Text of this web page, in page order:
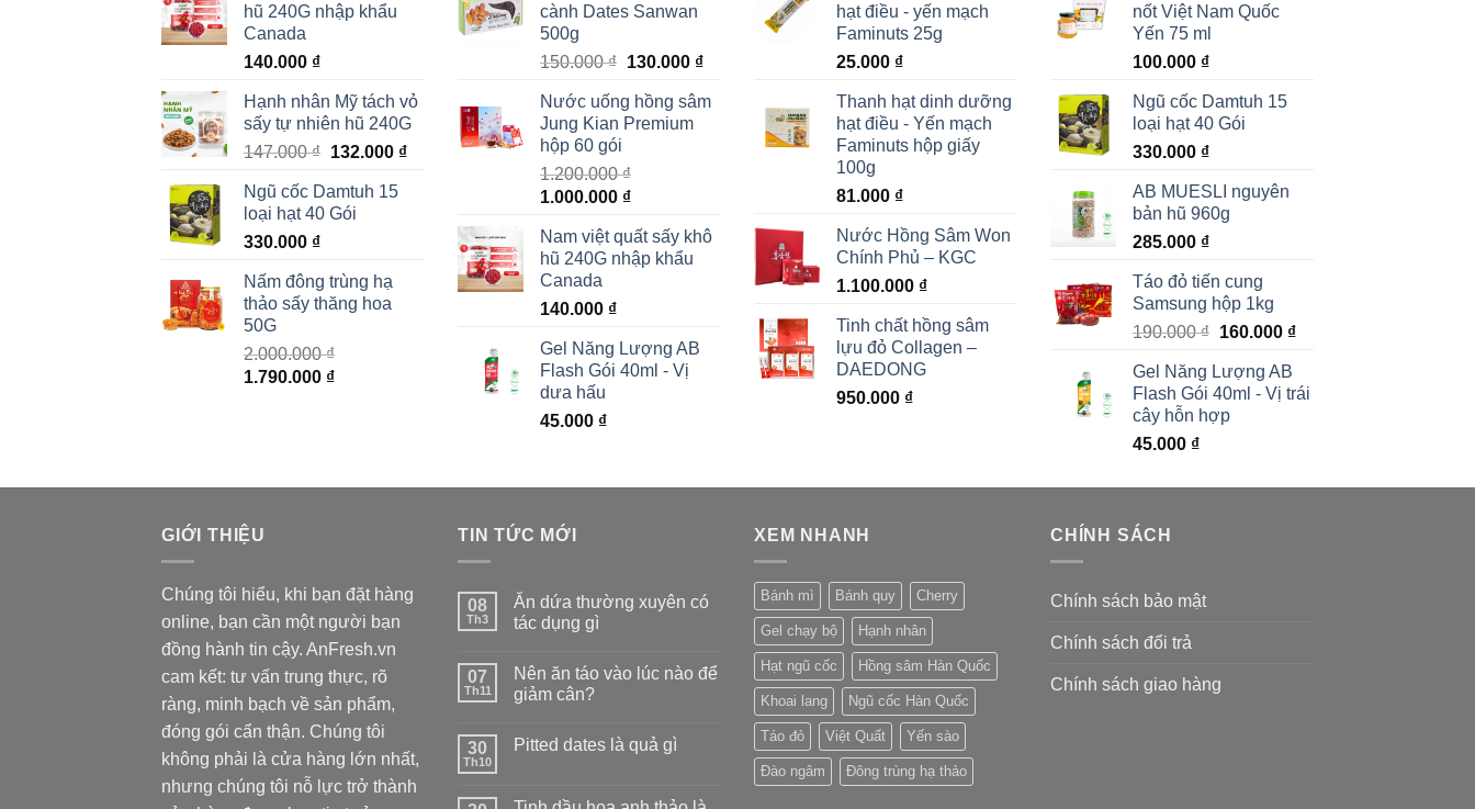
hũ 240G nhập khẩu
Canada
140.000 ₫
Hạnh nhân Mỹ tách vỏ
sấy tự nhiên hũ 240G
147.000₫ Giá
là:
147.000 ₫.
132.000 ₫Giá
132.000 ₫.
Ngũ cốc Damtuh 15
loại hạt 40 Gói
330.000 ₫
Nấm đông trùng hạ
thảo sấy thăng hoa
50G
2.000.000₫
Giá
1.790.000 ₫Giá
cành Dates Sanwan
500g
150.000₫ Giá
là:
150.000 ₫.
130.000 ₫Giá
tại
130.000 ₫.
Nước uống hồng sâm
Jung Kian Premium
hộp 60 gói
1.200.000₫
Giá
là:
1.200.000 ₫.
1.000.000 ₫Giá
tại
là:
Nam việt quất sấy khô
hũ 240G nhập khẩu
Canada
140.000 ₫
Gel Năng Lượng AB
Flash Gói 40ml - Vị
dưa hấu
45.000 ₫
hạt điều - yến mạch
Faminuts 25g
25.000 ₫
Thanh hạt dinh dưỡng
hạt điều - Yến mạch
Faminuts hộp giấy
100g
81.000 ₫
Nước Hồng Sâm Won
Chính Phủ – KGC
1.100.000 ₫
Tinh chất hồng sâm
lựu đỏ Collagen –
DAEDONG
950.000 ₫
nốt Việt Nam Quốc
Yến 75 ml
100.000 ₫
Ngũ cốc Damtuh 15
loại hạt 40 Gói
330.000 ₫
AB MUESLI nguyên
bản hũ 960g
285.000 ₫
Táo đỏ tiến cung
Samsung hộp 1kg
190.000₫ Giá
là:
190.000 ₫.
160.000 ₫Giá
là:
Gel Năng Lượng AB
Flash Gói 40ml - Vị trái
cây hỗn hợp
45.000 ₫
GIỚI THIỆU
Chúng tôi hiểu, khi bạn đặt hàng
online, bạn cần một người bạn
đồng hành tin cậy. AnFresh.vn
cam kết: tư vấn trung thực, rõ
ràng, minh bạch về sản phẩm,
đóng gói cẩn thận. Chúng tôi
không phải là cửa hàng lớn nhất,
nhưng chúng tôi nỗ lực trở thành
TIN TỨC MỚI
08
Th3
Ăn dứa thường xuyên có
tác dụng gì
07
Th11
Nên ăn táo vào lúc nào để
giảm cân?
30
Th10
Pitted dates là quả gì
XEM NHANH
Bánh mì Bánh quy Cherry
Gel chạy bộ Hạnh nhân
Hạt ngũ cốc Hồng sâm Hàn Quốc
Khoai lang Ngũ cốc Hàn Quốc
Táo đỏ Việt Quất Yến sào
Đào ngâm Đông trùng hạ thảo
CHÍNH SÁCH
Chính sách bảo mật
Chính sách đổi trả
Chính sách giao hàng